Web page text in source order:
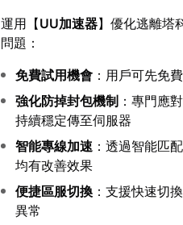
運用【UU加速器】優化逃離塔
問題：
免費試用機會 ：用戶可先免
強化防掉封包機制 ：專門應
持續穩定傳至伺服器
智能專線加速 ：透過智能匹
均有改善效果
便捷區服切換 ：支援快速切
異常